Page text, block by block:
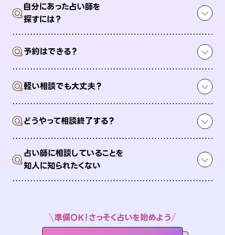
Q自分にあった占い師を
探すには？
Q予約はできる？
Q軽い相談でも大丈夫？
Qどうやって相談終了する？
Q占い師に相談していることを
知人に知られたくない
準備OK！さっそく占いを始めよう